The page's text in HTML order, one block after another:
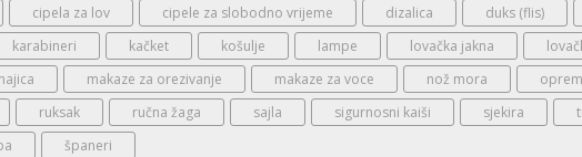
cipela za lov cipele za slobodno vrijeme dizalica duks (flis)
karabineri kačket košulje lampe lovačka jakna
makaze za orezivanje makaze za voce nož mora
ruksak ručna žaga sajla sigurnosni kaiši sjekira
španeri